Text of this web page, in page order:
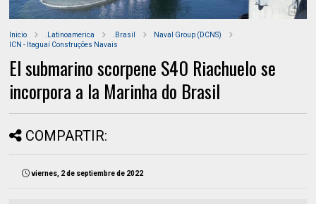
Inicio .Latinoamerica .Brasil
Naval Group (DCNS)
ICN - Itaguaí Construções Navais
El submarino scorpene S40 Riachuelo se
incorpora a la Marinha do Brasil
COMPARTIR:
viernes, 2 de septiembre de 2022